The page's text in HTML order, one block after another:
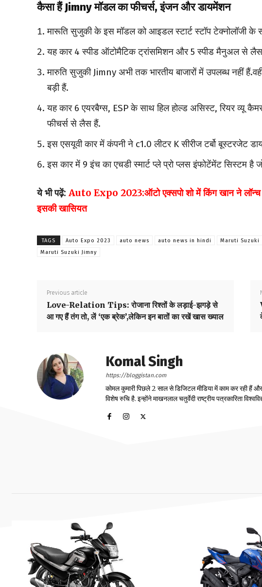
कैसा हैं Jimny मॉडल का फीचर्स, इंजन और डायमेंशन
मारूति सुजुकी के इस मॉडल को आइडल स्टार्ट स्टॉप टेक्नोलॉजी के
यह कार 4 स्पीड ऑटोमैटिक ट्रांसमिशन और 5 स्पीड मैनुअल से लैस
मारुति सुजुकी Jimny अभी तक भारतीय बाजारों में उपलब्ध नहीं
बड़ी हैं.
यह कार 6 एयरबैग्स, ESP के साथ हिल होल्ड असिस्ट, रियर व्यू
फीचर्स से लैस हैं.
इस एसयूवी कार में कंपनी ने c1.0 लीटर K सीरीज टर्बो बूस्टरजेट
इस कार में 9 इंच का एचडी स्मार्ट प्ले प्रो प्लस इंफोटेंमेंट सिस्टम है
ये भी पढ़ें: Auto Expo 2023:ऑटो एक्सपो शो में किंग खान ने लॉन्च
इसकी खासियत
TAGS Auto Expo 2023 auto news auto news in hindi Maruti Suzuki
Maruti Suzuki Jimny
Previous article
Love-Relation Tips: रोजाना रिश्तों के लड़ाई-झगड़े से
आ गए हैं तंग तो, लें ‘एक ब्रेक’,लेकिन इन बातों का रखें खास ख्याल
Komal Singh
https://bloggistan.com
कोमल कुमारी पिछले 2 साल से डिजिटल मीडिया में काम कर रही
विशेष रुचि है. इन्होंने माखनलाल चतुर्वेदी राष्ट्रीय पत्रकारिता